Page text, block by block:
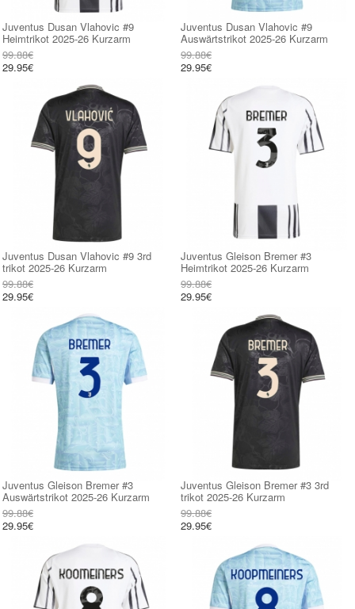
Juventus Dusan Vlahovic #9
Heimtrikot 2025-26 Kurzarm
99.88€
29.95€
Juventus Dusan Vlahovic #9
Auswärtstrikot 2025-26 Kurzarm
99.88€
29.95€
Juventus Dusan Vlahovic #9 3rd
trikot 2025-26 Kurzarm
99.88€
29.95€
Juventus Gleison Bremer #3
Heimtrikot 2025-26 Kurzarm
99.88€
29.95€
Juventus Gleison Bremer #3
Auswärtstrikot 2025-26 Kurzarm
99.88€
29.95€
Juventus Gleison Bremer #3 3rd
trikot 2025-26 Kurzarm
99.88€
29.95€